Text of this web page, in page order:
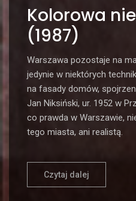
Kolorowa
(1987)
Warszawa pozostaje na
jedynie w niektórych
na fasady domów,
Jan Niksiński, ur. 1952 w
co prawda w Warszawie,
tego miasta, ani realistą.
Czytaj dalej